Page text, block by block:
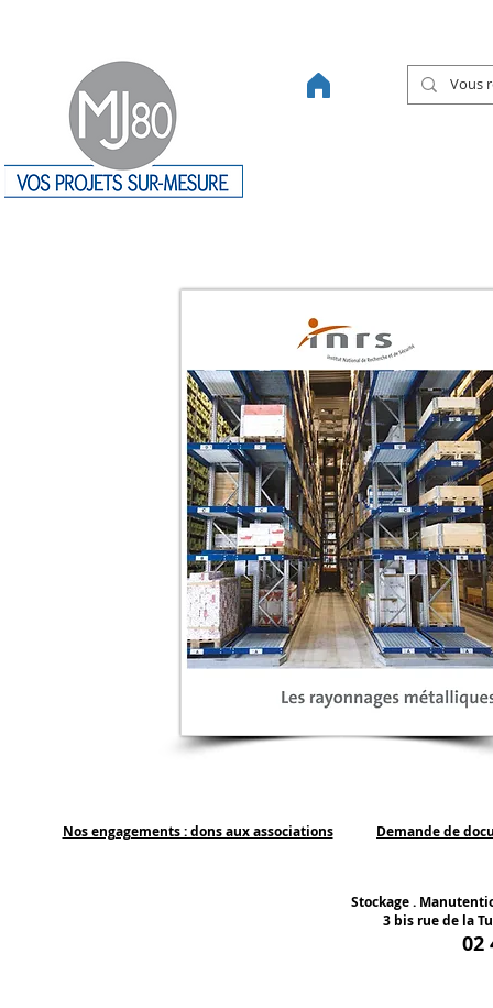
Nos engagements : dons aux associations Demande de
Stockage .
3 bis rue de la
02